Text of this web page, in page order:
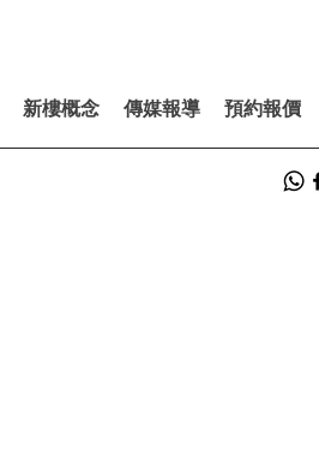
新樓概念 傳媒報導 預約報價